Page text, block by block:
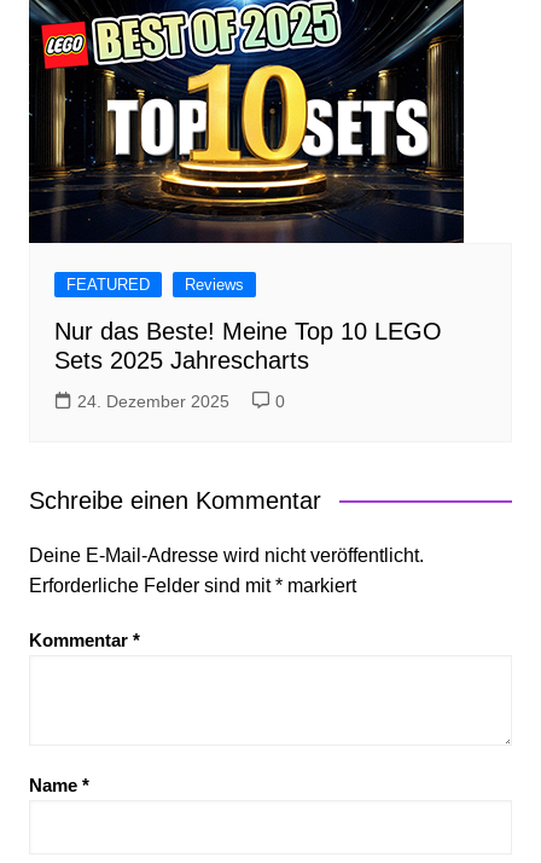
FEATURED Reviews
Nur das Beste! Meine Top 10 LEGO
Sets 2025 Jahrescharts
24. Dezember 2025 0
Schreibe einen Kommentar
Deine E-Mail-Adresse wird nicht veröffentlicht.
Erforderliche Felder sind mit*markiert
Kommentar *
Name *